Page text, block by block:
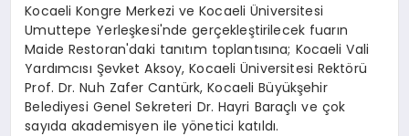
Kocaeli Kongre Merkezi ve Kocaeli Üniversitesi
Umuttepe Yerleşkesi'nde gerçekleştirilecek fuarın
Maide Restoran'daki tanıtım toplantısına; Kocaeli Vali
Yardımcısı Şevket Aksoy, Kocaeli Üniversitesi Rektörü
Prof. Dr. Nuh Zafer Cantürk, Kocaeli Büyükşehir
Belediyesi Genel Sekreteri Dr. Hayri Baraçlı ve çok
sayıda akademisyen ile yönetici katıldı.